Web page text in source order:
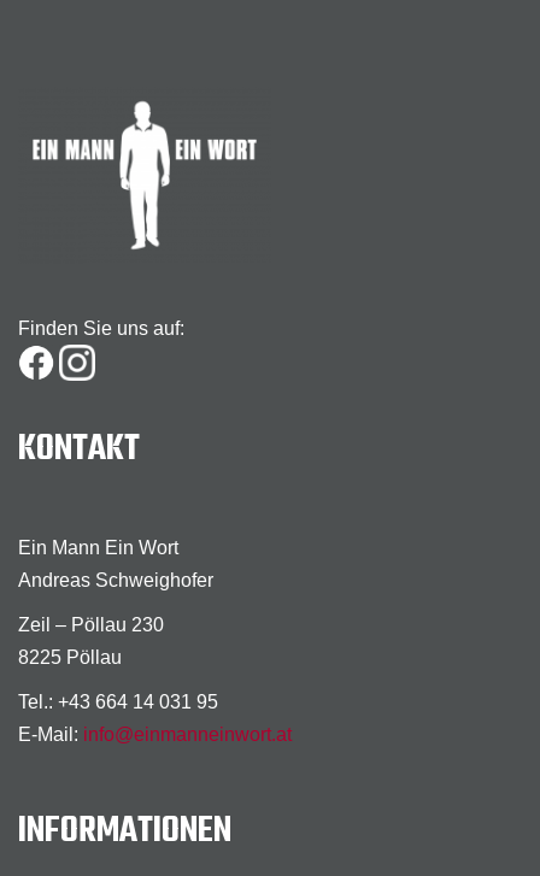
Finden Sie uns auf:
KONTAKT
Ein Mann Ein Wort
Andreas Schweighofer
Zeil – Pöllau 230
8225 Pöllau
Tel.: +43 664 14 031 95
E-Mail: info@einmanneinwort.at
INFORMATIONEN